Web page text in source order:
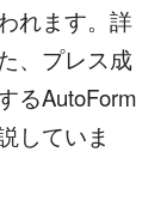
れます。詳
、プレス成
るAutoForm
していま